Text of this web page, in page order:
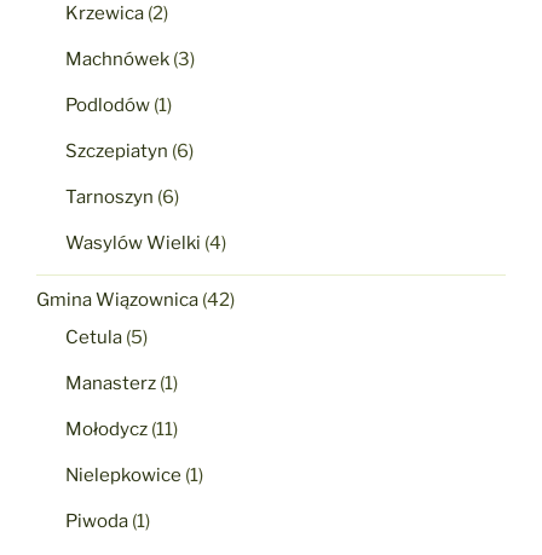
Krzewica (2)
Machnówek (3)
Podlodów (1)
Szczepiatyn (6)
Tarnoszyn (6)
Wasylów Wielki (4)
Gmina Wiązownica (42)
Cetula (5)
Manasterz (1)
Mołodycz (11)
Nielepkowice (1)
Piwoda (1)